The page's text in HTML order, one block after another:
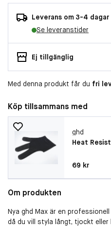
Leverans om 3-4 dagar
Se leveranstider
Ej tillgänglig
Med denna produkt får du fri
Köp tillsammans med
ghd
Heat
Pris: 69 kr
69 kr
Om produkten
Nya ghd Max är en
då du vill styla långt, tjockt